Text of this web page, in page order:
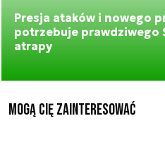
Presja ataków i nowego
potrzebuje prawdziwego
atrapy
Mogą Cię zainteresować